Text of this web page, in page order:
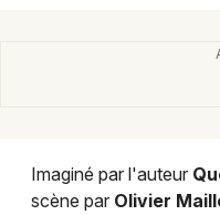
Imaginé par l'auteur
scène par Olivier